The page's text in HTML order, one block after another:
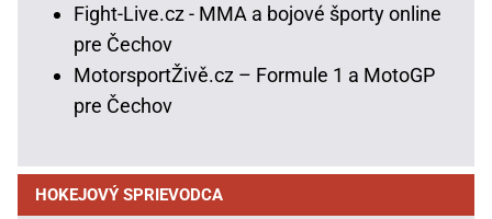
Fight-Live.cz - MMA a bojové športy online
pre Čechov
MotorsportŽivě.cz – Formule 1 a MotoGP
pre Čechov
HOKEJOVÝ SPRIEVODCA